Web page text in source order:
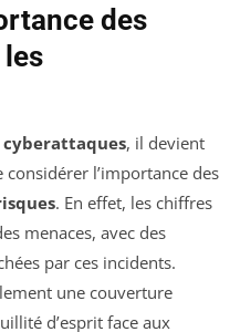
des
cyberattaques, il devient
l’importance des
. En effet, les chiffres
menaces, avec des
par ces incidents.
une couverture
d’esprit face aux